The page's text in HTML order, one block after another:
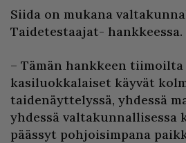
Siida on mukana
Taidetestaajat- hankkeessa.
– Tämän hankkeen
kasiluokkalaiset käyvät
taidenäyttelyssä, yhdessä
yhdessä valtakunnallisessa
päässyt pohjoisimpana